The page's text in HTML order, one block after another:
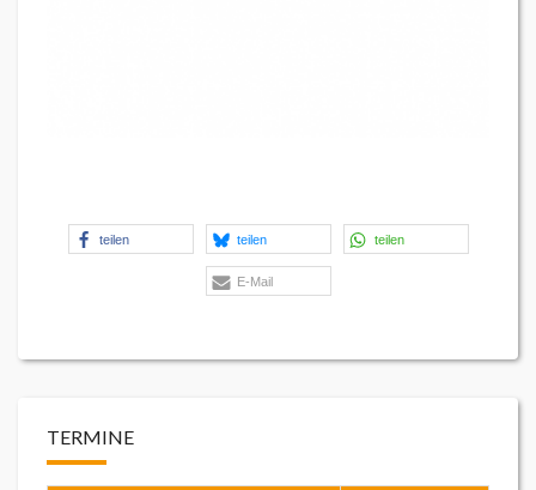
teilen teilen teilen
E-Mail
TERMINE